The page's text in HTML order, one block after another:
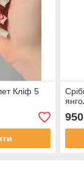
Кліф 5
950